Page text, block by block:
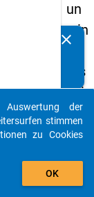
un
g in
uts
chl
an
d
clear
auto_stories
add_shopping_cart
der
stimmen
zu Cookies
OK